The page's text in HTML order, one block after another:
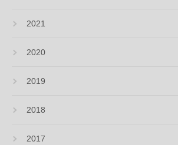
2021
2020
2019
2018
2017